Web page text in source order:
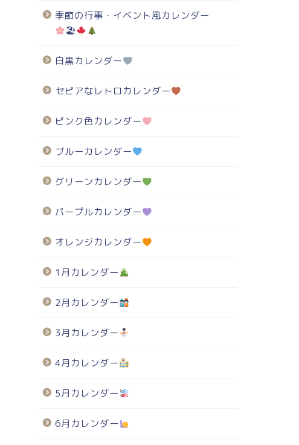
季節の行事・イベント風カレンダー
🏖
白黒カレンダー
セピアなレトロカレンダー
ピンク色カレンダー
ブルーカレンダー
グリーンカレンダー
パープルカレンダー
オレンジカレンダー
1月カレンダー
2月カレンダー
3月カレンダー
4月カレンダー
5月カレンダー
6月カレンダー